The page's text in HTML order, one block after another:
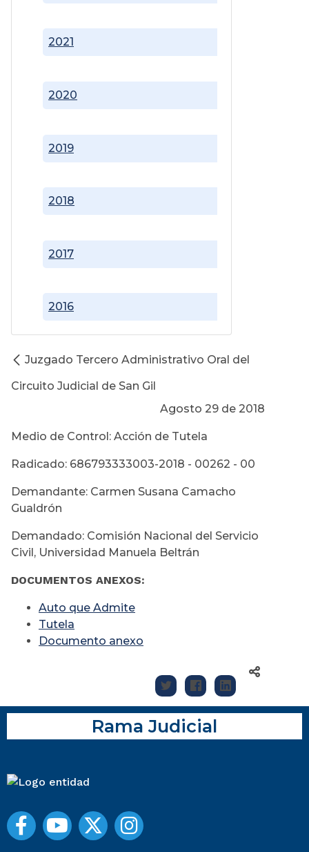
2016
2017
2018
2019
2020
2021
Juzgado Tercero Administrativo Oral del
Circuito Judicial de San Gil
Agosto 29 de 2018
Medio de Control: Acción de Tutela
Radicado: 686793333003-2018 - 00262 - 00
Demandante: Carmen Susana Camacho
Gualdrón
Demandado: Comisión Nacional del Servicio
Civil, Universidad Manuela Beltrán
DOCUMENTOS ANEXOS:
Auto que Admite
Tutela
Documento anexo
Rama Judicial